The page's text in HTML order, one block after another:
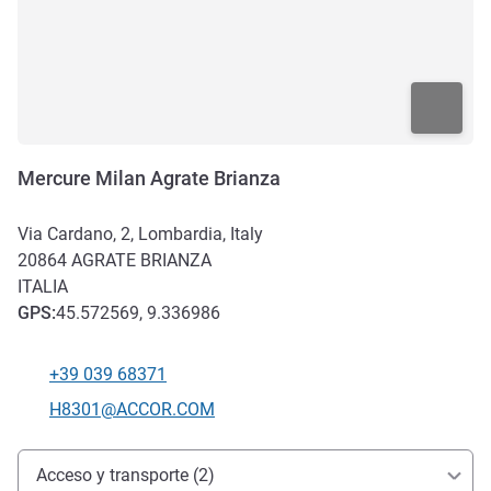
Mercure Milan Agrate Brianza
Via Cardano, 2, Lombardia, Italy
20864 AGRATE BRIANZA
ITALIA
GPS:45.572569, 9.336986
Teléfono
+39 039 68371
Correo electrónico de contacto
H8301@ACCOR.COM
Acceso y transporte
Acceso y transporte (2)